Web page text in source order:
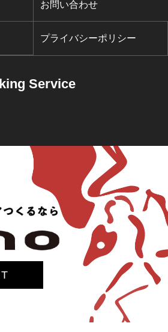
お問い合わせ
プライバシーポリシー
Service